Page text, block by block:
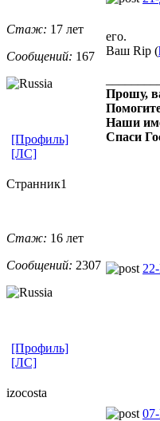
Стаж: 17 лет
Сообщений: 167
его.
Ваш Rip (
Прошу,
Наши
Спаси
[Профиль]
[ЛС]
Странник1
Стаж: 16 лет
Сообщений: 2307
[Профиль]
[ЛС]
izocosta